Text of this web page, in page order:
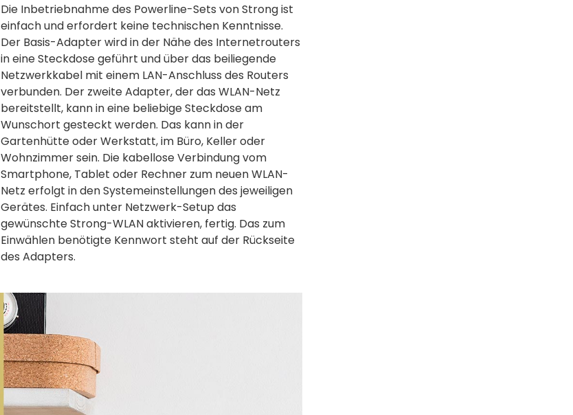
Die Inbetriebnahme des Powerline-Sets von Strong ist
einfach und erfordert keine technischen Kenntnisse.
Der Basis-Adapter wird in der Nähe des Internetrouters
in eine Steckdose geführt und über das beiliegende
Netzwerkkabel mit einem LAN-Anschluss des Routers
verbunden. Der zweite Adapter, der das WLAN-Netz
bereitstellt, kann in eine beliebige Steckdose am
Wunschort gesteckt werden. Das kann in der
Gartenhütte oder Werkstatt, im Büro, Keller oder
Wohnzimmer sein. Die kabellose Verbindung vom
Smartphone, Tablet oder Rechner zum neuen WLAN-
Netz erfolgt in den Systemeinstellungen des jeweiligen
Gerätes. Einfach unter Netzwerk-Setup das
gewünschte Strong-WLAN aktivieren, fertig. Das zum
Einwählen benötigte Kennwort steht auf der Rückseite
des Adapters.